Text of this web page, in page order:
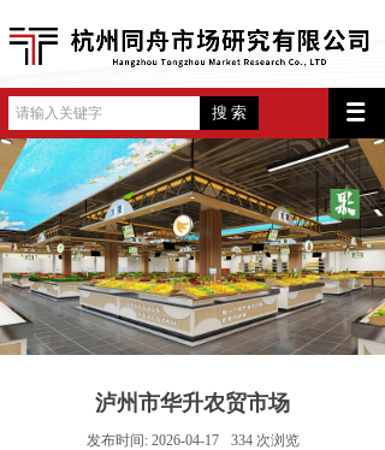
搜 索
泸州市华升农贸市场
发布时间: 2026-04-17 334 次浏览